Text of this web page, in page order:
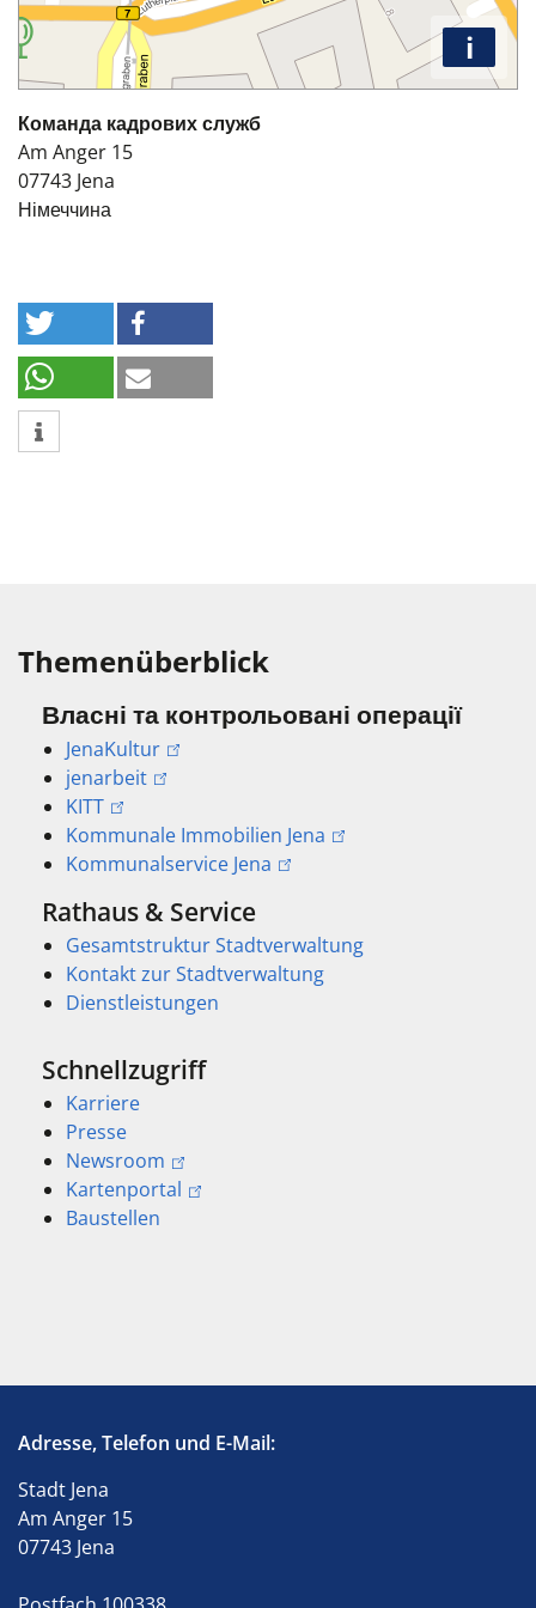
i
Команда кадрових служб
Am Anger 15
07743 Jena
Німеччина
Themenüberblick
Власні та контрольовані операції
JenaKultur
jenarbeit
KITT
Kommunale Immobilien Jena
Kommunalservice Jena
Rathaus & Service
Gesamtstruktur Stadtverwaltung
Kontakt zur Stadtverwaltung
Dienstleistungen
Schnellzugriff
Karriere
Presse
Newsroom
Kartenportal
Baustellen
Adresse, Telefon und E-Mail:
Stadt Jena
Am Anger 15
07743 Jena